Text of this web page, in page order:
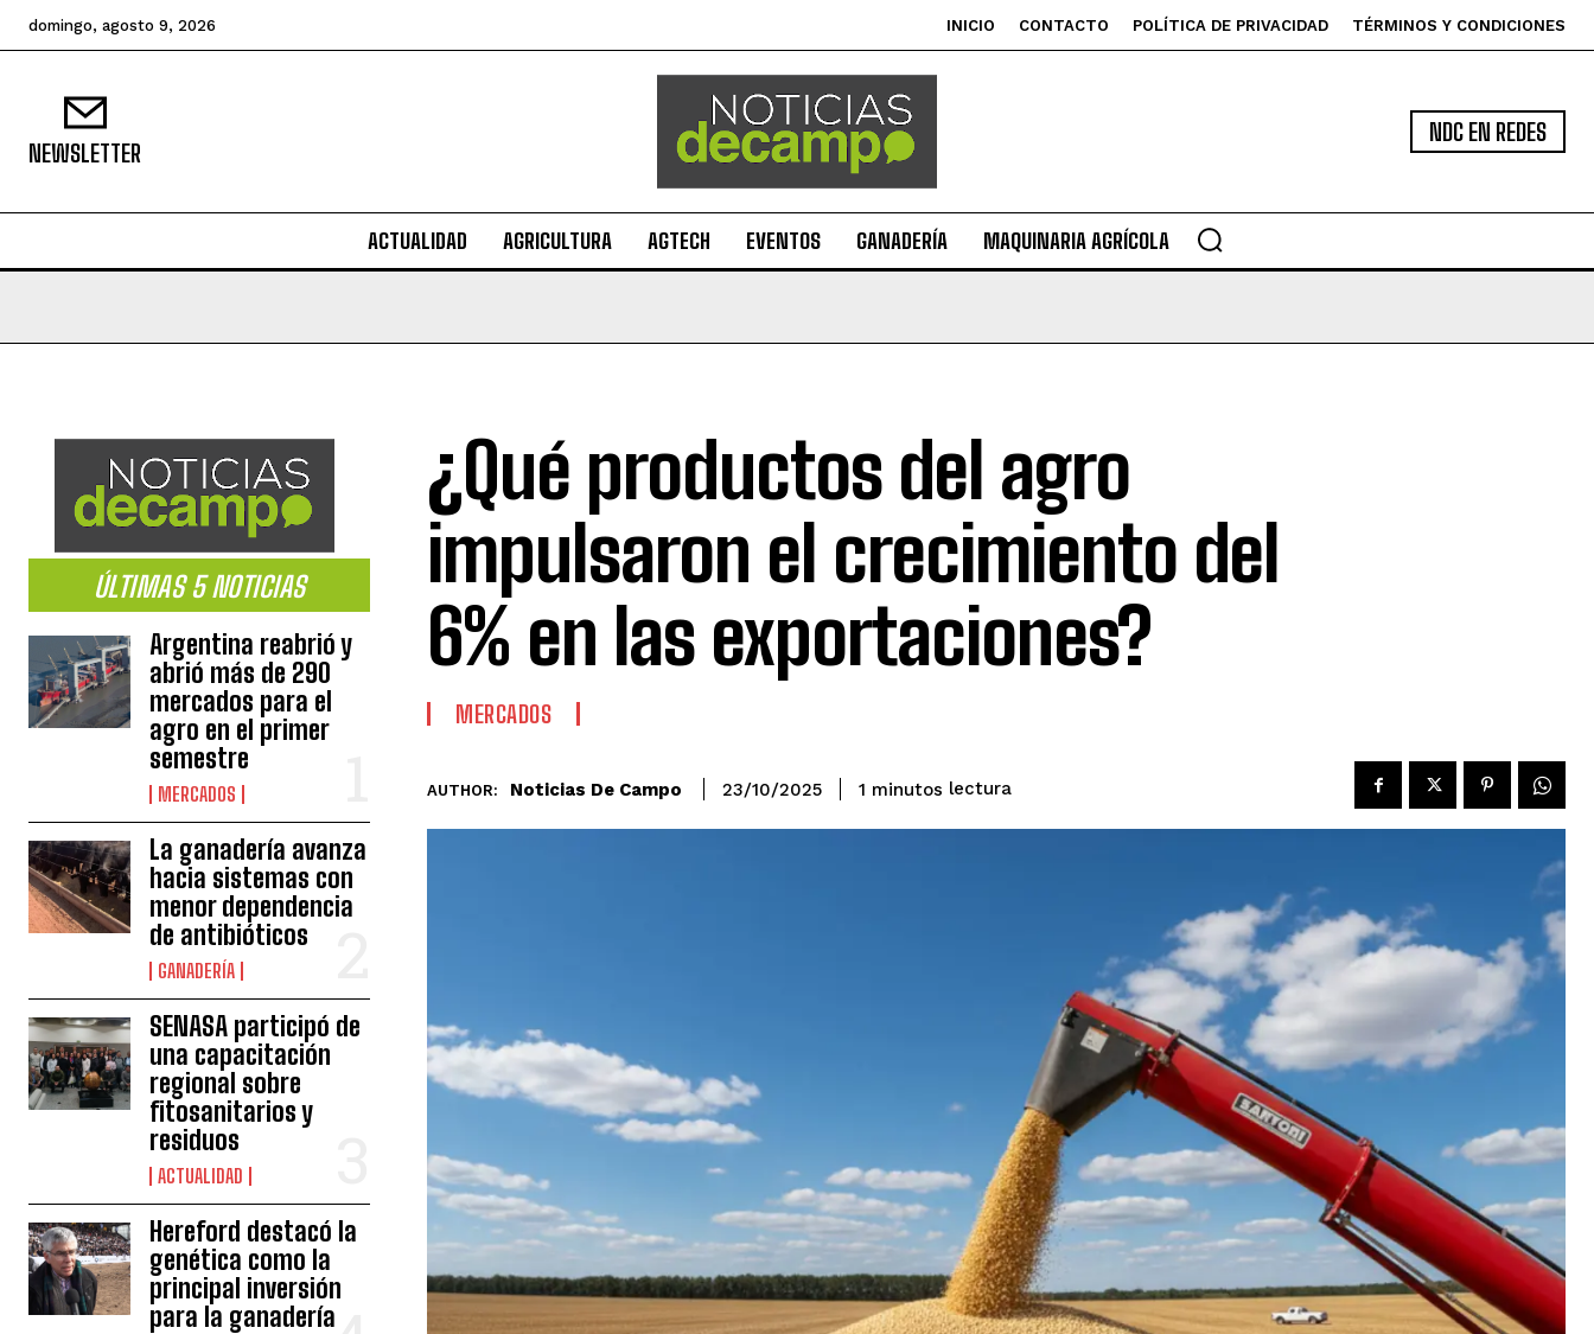
domingo, agosto 9, 2026 INICIO CONTACTO POLÍTICA DE PRIVACIDAD TÉRMINOS Y CONDICIONES
NEWSLETTER
NDC EN REDES
ACTUALIDAD AGRICULTURA AGTECH EVENTOS GANADERÍA MAQUINARIA AGRÍCOLA
ÚLTIMAS 5 NOTICIAS
Argentina reabrió y
abrió más de 290
mercados para el
agro en el primer
semestre
MERCADOS
La ganadería avanza
hacia sistemas con
menor dependencia
de antibióticos
GANADERÍA
SENASA participó de
una capacitación
regional sobre
fitosanitarios y
residuos
ACTUALIDAD
Hereford destacó la
genética como la
principal inversión
para la ganadería
¿Qué productos del agro
impulsaron el crecimiento del
6% en las exportaciones?
MERCADOS
AUTHOR: Noticias De Campo 23/10/2025 1 minutos lectura